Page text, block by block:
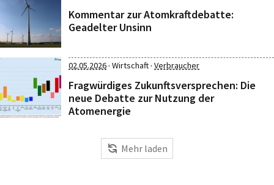
Kommentar zur Atomkraftdebatte:
Geadelter Unsinn
02.05.2026· Wirtschaft· Verbraucher
Fragwürdiges Zukunftsversprechen: Die
neue Debatte zur Nutzung der
Atomenergie
Mehr laden